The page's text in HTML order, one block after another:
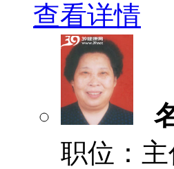
查看详情
职位：